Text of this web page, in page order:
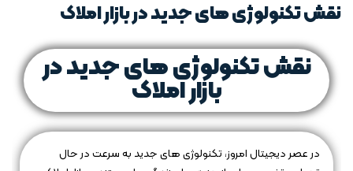
نقش تکنولوژی‌ های جدید در بازار املاک
نقش تکنولوژی‌ های جدید در
بازار املاک
در عصر دیجیتال امروز، تکنولوژی‌ های جدید به سرعت در حال